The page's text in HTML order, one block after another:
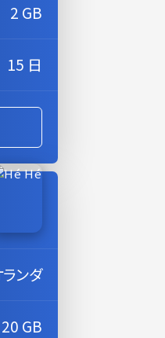
2 GB
15 日
ンダ
20 GB